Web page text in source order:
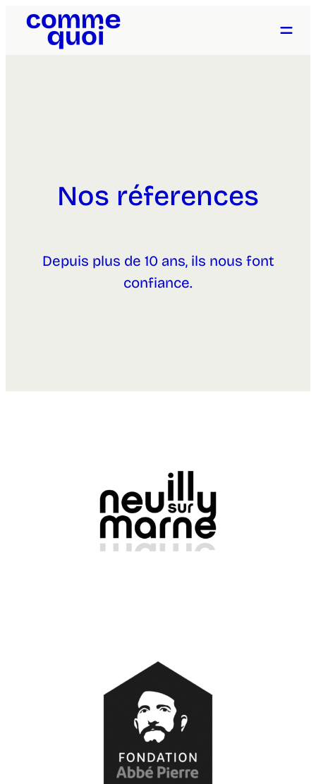
Nos réferences
Depuis plus de 10 ans, ils nous font
confiance.